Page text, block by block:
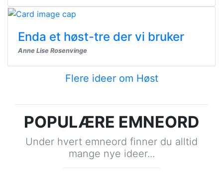
Enda et høst-tre der vi bruker
Anne Lise Rosenvinge
Flere ideer om Høst
POPULÆRE EMNEORD
Under hvert emneord finner du alltid
mange nye ideer...